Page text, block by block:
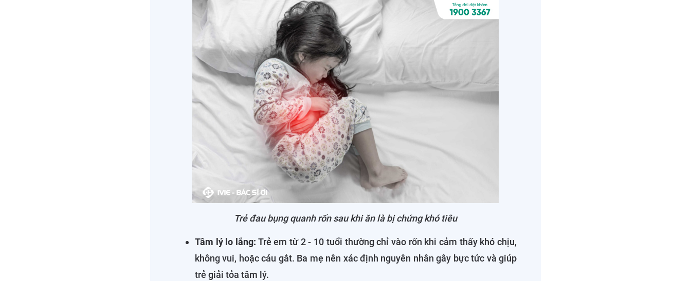
Trẻ đau bụng quanh rốn sau khi ăn là bị chứng khó tiêu
Tâm lý lo lắng: Trẻ em từ 2 - 10 tuổi thường chỉ vào rốn khi cảm thấy khó chịu,
không vui, hoặc cáu gắt. Ba mẹ nên xác định nguyên nhân gây bực tức và giúp
trẻ giải tỏa tâm lý.